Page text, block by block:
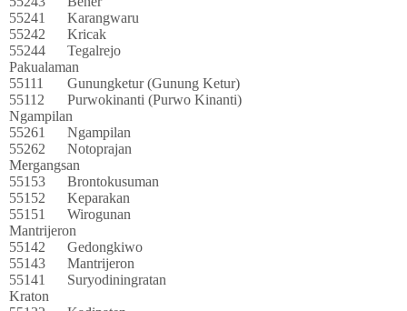
55241
Karangwaru
55242
Kricak
55244
Tegalrejo
Pakualaman
55111
Gunungketur (Gunung Ketur)
55112
Purwokinanti (Purwo Kinanti)
Ngampilan
55261
Ngampilan
55262
Notoprajan
Mergangsan
55153
Brontokusuman
55152
Keparakan
55151
Wirogunan
Mantrijeron
55142
Gedongkiwo
55143
Mantrijeron
55141
Suryodiningratan
Kraton